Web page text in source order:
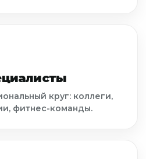
круг: коллеги,
фитнес-команды.